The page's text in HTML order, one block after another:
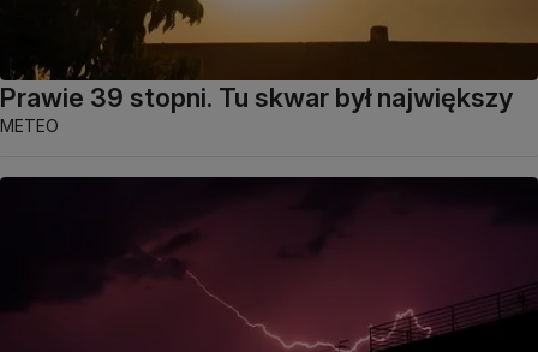
Prawie 39 stopni. Tu skwar był największy
METEO